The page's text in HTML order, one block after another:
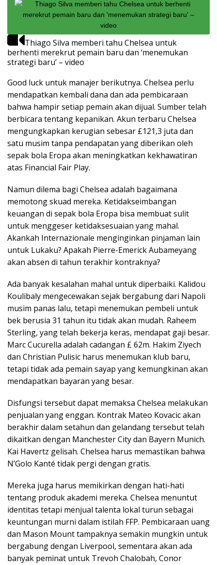
Thiago Silva memberi tahu Chelsea untuk
berhenti merekrut pemain baru dan ‘menemukan
strategi baru’ – video
Good luck untuk manajer berikutnya. Chelsea perlu
mendapatkan kembali dana dan ada pembicaraan
bahwa hampir setiap pemain akan dijual. Sumber telah
berbicara tentang kepanikan. Akun terbaru Chelsea
mengungkapkan kerugian sebesar £121,3 juta dan
satu musim tanpa pendapatan yang diberikan oleh
sepak bola Eropa akan meningkatkan kekhawatiran
atas Financial Fair Play.
Namun dilema bagi Chelsea adalah bagaimana
memotong skuad mereka. Ketidakseimbangan
keuangan di sepak bola Eropa bisa membuat sulit
untuk menggeser ketidaksesuaian yang mahal.
Akankah Internazionale menginginkan pinjaman lain
untuk Lukaku? Apakah Pierre-Emerick Aubameyang
akan absen di tahun terakhir kontraknya?
Ada banyak kesalahan mahal untuk diperbaiki. Kalidou
Koulibaly mengecewakan sejak bergabung dari Napoli
musim panas lalu, tetapi menemukan pembeli untuk
bek berusia 31 tahun itu tidak akan mudah. Raheem
Sterling, yang telah bekerja keras, mendapat gaji besar.
Marc Cucurella adalah cadangan £ 62m. Hakim Ziyech
dan Christian Pulisic harus menemukan klub baru,
tetapi tidak ada pemain sayap yang kemungkinan akan
mendapatkan bayaran yang besar.
Disfungsi tersebut dapat memaksa Chelsea melakukan
penjualan yang enggan. Kontrak Mateo Kovacic akan
berakhir dalam setahun dan gelandang tersebut telah
dikaitkan dengan Manchester City dan Bayern Munich.
Kai Havertz gelisah. Chelsea harus memastikan bahwa
N’Golo Kanté tidak pergi dengan gratis.
Mereka juga harus memikirkan dengan hati-hati
tentang produk akademi mereka. Chelsea menuntut
identitas tetapi menjual talenta lokal turun sebagai
keuntungan murni dalam istilah FFP. Pembicaraan uang
dan Mason Mount tampaknya semakin mungkin untuk
bergabung dengan Liverpool, sementara akan ada
banyak peminat untuk Trevoh Chalobah, Conor